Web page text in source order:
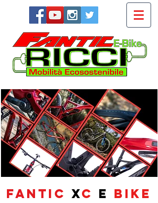
FANTIC XC E BIKE